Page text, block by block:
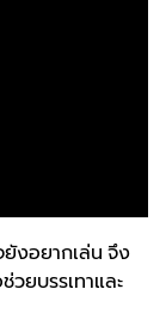
ยังอยากเล่น จึง
ยบรรเทาและ